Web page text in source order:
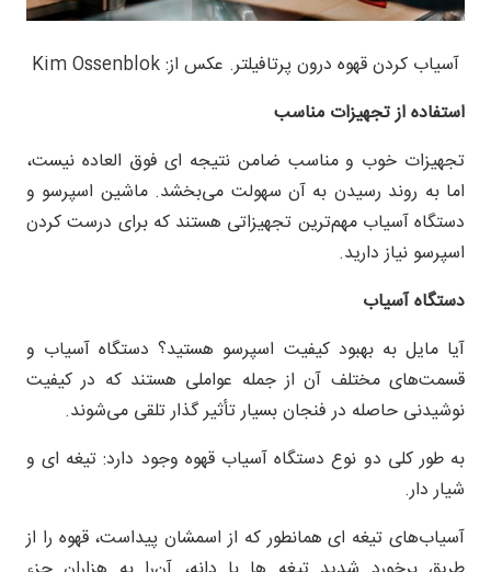
آسیاب کردن قهوه درون پرتافیلتر. عکس از: Kim Ossenblok
استفاده از تجهیزات مناسب
تجهیزات خوب و مناسب ضامن نتیجه ای فوق العاده نیست،
اما به روند رسیدن به آن سهولت می‌بخشد. ماشین اسپرسو و
دستگاه آسیاب مهم‌ترین تجهیزاتی هستند که برای درست کردن
اسپرسو نیاز دارید.
دستگاه آسیاب
آیا مایل به بهبود کیفیت اسپرسو هستید؟ دستگاه آسیاب و
قسمت‌های مختلف آن از جمله عواملی هستند که در کیفیت
نوشیدنی حاصله در فنجان بسیار تأثیر گذار تلقی می‌شوند.
به طور کلی دو نوع دستگاه آسیاب قهوه وجود دارد: تیغه ای و
شیار دار.
آسیاب‌های تیغه ای همانطور که از اسمشان پیداست، قهوه را از